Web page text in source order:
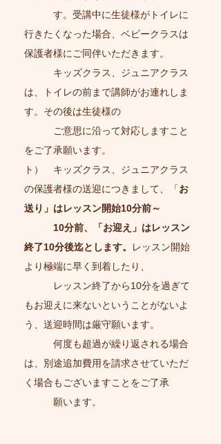
す。受講中に生徒様がトイレに
行きたくなった場合、ベビークラスは
保護者様にご同伴いただきます。
キッズクラス、ジュニアクラス
は、トイレの前まで講師がお連れしま
す。その後は生徒様の
ご意思に沿って対応しますこと
をご了承願います。
ト） キッズクラス、ジュニアクラス
の保護者様の送迎につきまして、「お
送り」はレッスン開始10分前～
10分前、「お迎え」はレッスン
終了10分後迄とします。
レッスン開始
より極端に早く到着したり、
レッスン終了から10分を過ぎて
もお迎えに来ないということがないよ
う、送迎時間は厳守願います。
何度も超過が繰り返される場合
は、別途追加費用を請求させていただ
く場合もございますことをご了承
願います。